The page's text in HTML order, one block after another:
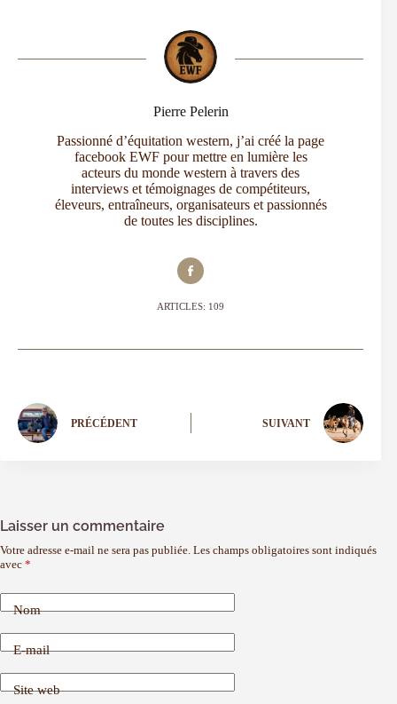
Pierre Pelerin
Passionné d’équitation western, j’ai créé la page
facebook EWF pour mettre en lumière les
acteurs du monde western à travers des
interviews et témoignages de compétiteurs,
éleveurs, entraîneurs, organisateurs et passionnés
de toutes les disciplines.
ARTICLES: 109
PRÉCÉDENT SUIVANT
Laisser un commentaire
Votre adresse e-mail ne sera pas publiée. Les champs obligatoires sont indiqués
avec *
Nom
E-mail
Site web